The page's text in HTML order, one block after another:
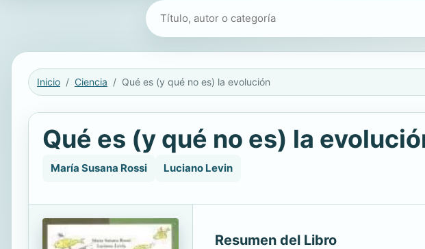
Buscar libros
Inicio Ciencia Qué es (y qué no es) la evolución
Qué es (y qué no es) la
María Susana Rossi Luciano Levin
Resumen del Libro